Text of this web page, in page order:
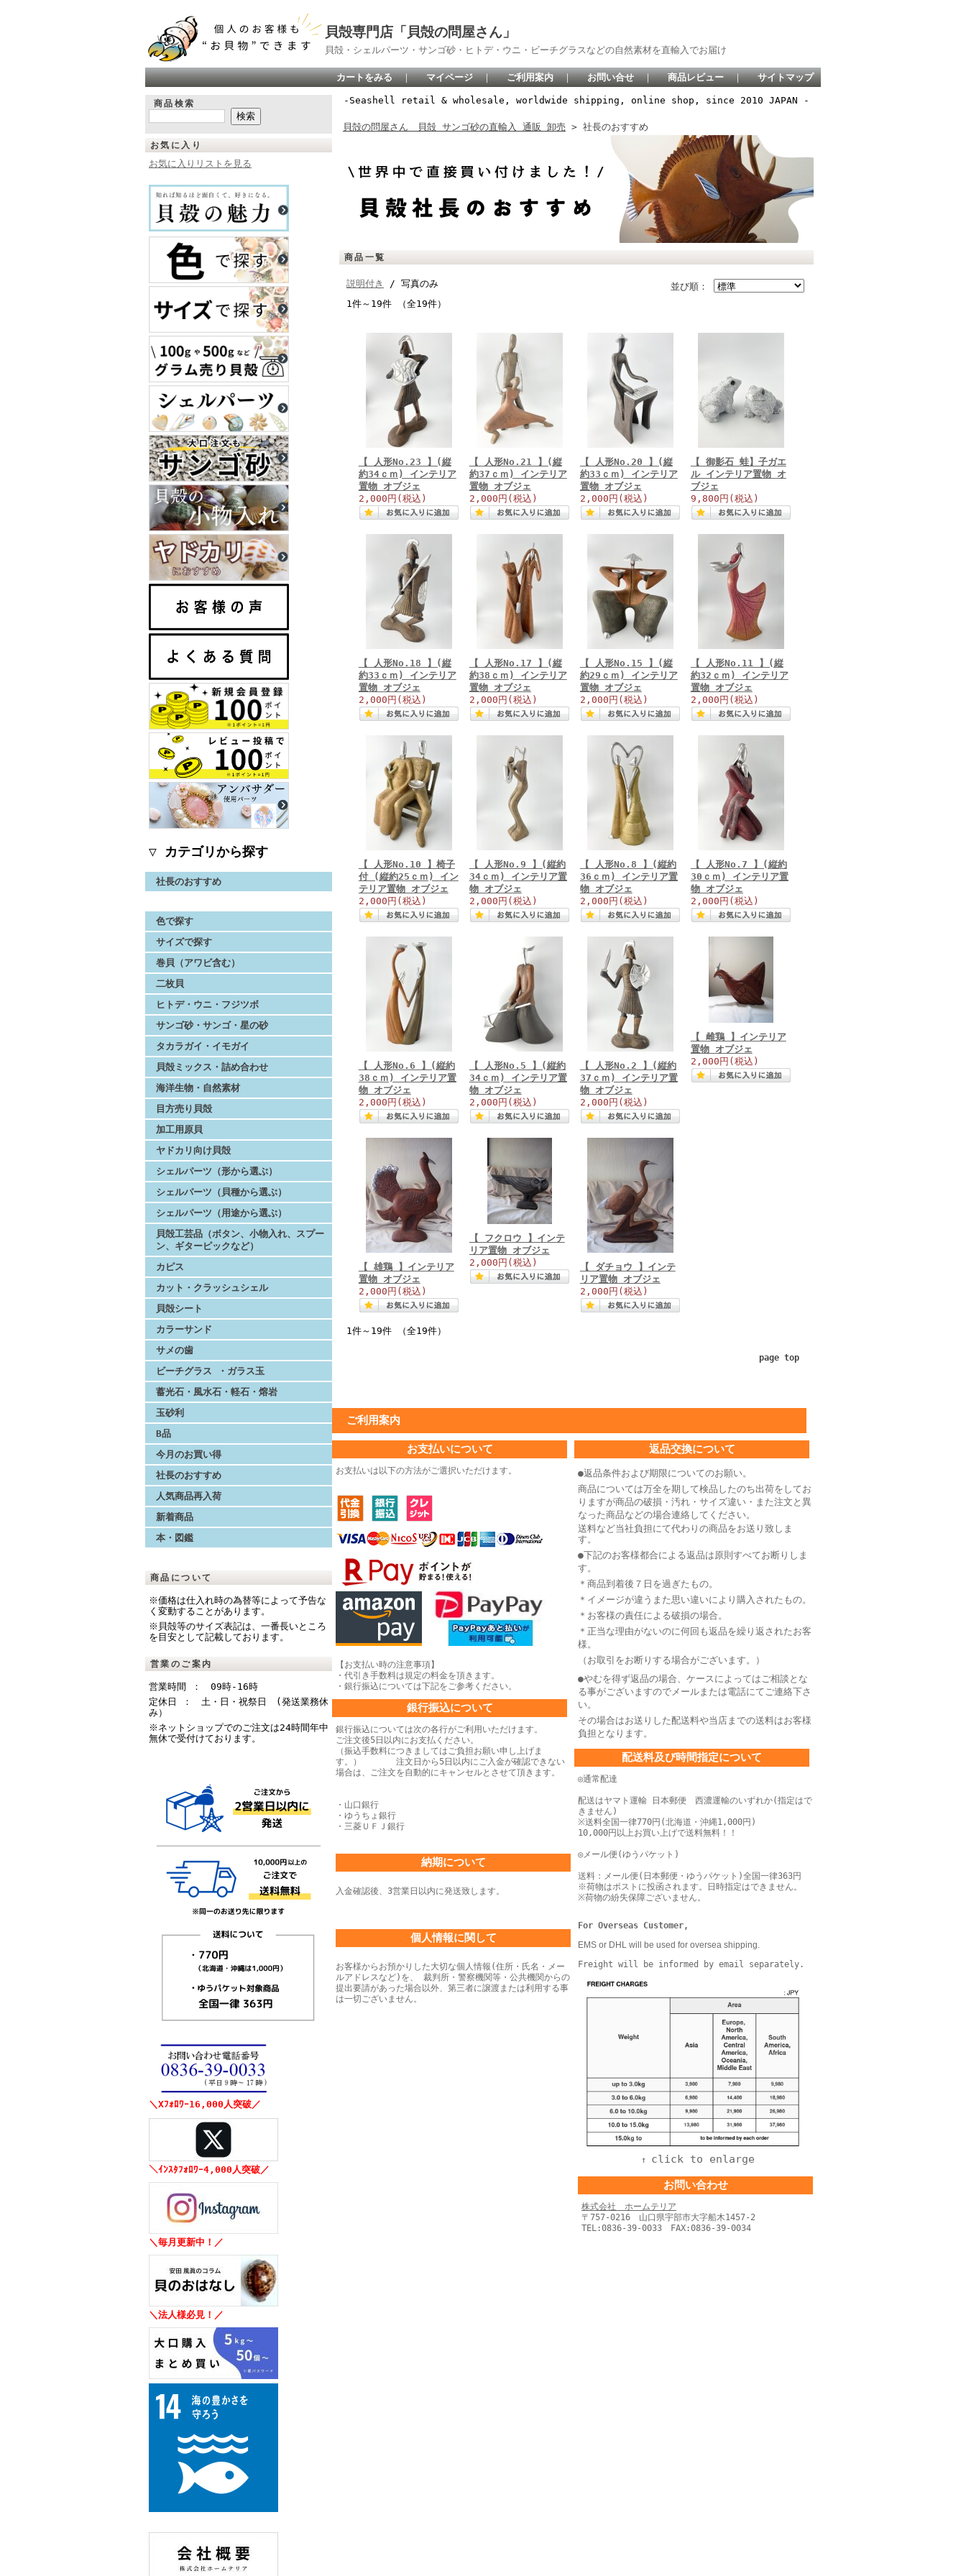
貝殻専門店「貝殻の問屋さん」
貝殻・シェルパーツ・サンゴ砂・ヒトデ・ウニ・ビーチグラスなどの自然素材を直輸入でお届け
カートをみる ｜ マイページ ｜ ご利用案内 ｜ お問い合せ ｜ 商品レビュー ｜ サイトマップ
商品検索
お気に入り
お気に入りリストを見る
▽ カテゴリから探す
社長のおすすめ
色で探す
サイズで探す
巻貝（アワビ含む）
二枚貝
ヒトデ・ウニ・フジツボ
サンゴ砂・サンゴ・星の砂
タカラガイ・イモガイ
貝殻ミックス・詰め合わせ
海洋生物・自然素材
目方売り貝殻
加工用原貝
ヤドカリ向け貝殻
シェルパーツ（形から選ぶ）
シェルパーツ（貝種から選ぶ）
シェルパーツ（用途から選ぶ）
貝殻工芸品（ボタン、小物入れ、スプー
ン、ギターピックなど）
カピス
カット・クラッシュシェル
貝殻シート
カラーサンド
サメの歯
ビーチグラス ・ガラス玉
蓄光石・風水石・軽石・熔岩
玉砂利
B品
今月のお買い得
社長のおすすめ
人気商品再入荷
新着商品
本・図鑑
商品について
※価格は仕入れ時の為替等によって予告な
く変動することがあります。
※貝殻等のサイズ表記は、一番長いところ
を目安として記載しております。
営業のご案内
営業時間 ： 09時-16時
定休日 ： 土・日・祝祭日 (発送業務休
み）
※ネットショップでのご注文は24時間年中
無休で受付けております。
＼Xﾌｫﾛﾜｰ16,000人突破／
＼ｲﾝｽﾀﾌｫﾛﾜｰ4,000人突破／
＼毎月更新中！／
＼法人様必見！／
-Seashell retail & wholesale, worldwide shipping, online shop, since 2010 JAPAN -
貝殻の問屋さん 貝殻 サンゴ砂の直輸入 通販 卸売 > 社長のおすすめ
商品一覧
並び順：
説明付き
/ 写真のみ
1件～19件 （全19件）
【 人形No.23 】(縦
約34ｃｍ) インテリア
置物 オブジェ
2,000円 (税込)
【 人形No.21 】(縦
約37ｃｍ) インテリア
置物 オブジェ
2,000円 (税込)
【 人形No.20 】(縦
約33ｃｍ) インテリア
置物 オブジェ
2,000円 (税込)
【 御影石 蛙】子ガエ
ル インテリア置物 オ
ブジェ
9,800円 (税込)
【 人形No.18 】(縦
約33ｃｍ) インテリア
置物 オブジェ
2,000円 (税込)
【 人形No.17 】(縦
約38ｃｍ) インテリア
置物 オブジェ
2,000円 (税込)
【 人形No.15 】(縦
約29ｃｍ) インテリア
置物 オブジェ
2,000円 (税込)
【 人形No.11 】(縦
約32ｃｍ) インテリア
置物 オブジェ
2,000円 (税込)
【 人形No.10 】椅子
付 (縦約25ｃｍ) イン
テリア置物 オブジェ
2,000円 (税込)
【 人形No.9 】(縦約
34ｃｍ) インテリア置
物 オブジェ
2,000円 (税込)
【 人形No.8 】(縦約
36ｃｍ) インテリア置
物 オブジェ
2,000円 (税込)
【 人形No.7 】(縦約
30ｃｍ) インテリア置
物 オブジェ
2,000円 (税込)
【 人形No.6 】(縦約
38ｃｍ) インテリア置
物 オブジェ
2,000円 (税込)
【 人形No.5 】(縦約
34ｃｍ) インテリア置
物 オブジェ
2,000円 (税込)
【 人形No.2 】(縦約
37ｃｍ) インテリア置
物 オブジェ
2,000円 (税込)
【 雌鶏 】インテリア
置物 オブジェ
2,000円 (税込)
【 雄鶏 】インテリア
置物 オブジェ
2,000円 (税込)
【 フクロウ 】インテ
リア置物 オブジェ
2,000円 (税込)
【 ダチョウ 】インテ
リア置物 オブジェ
2,000円 (税込)
1件～19件 （全19件）
page top
ご利用案内
お支払いについて
お支払いは以下の方法がご選択いただけます。
【お支払い時の注意事項】
・代引き手数料は規定の料金を頂きます。
・銀行振込については下記をご参考ください。
銀行振込について
銀行振込については次の各行がご利用いただけます。
ご注文後5日以内にお支払ください。
（振込手数料につきましてはご負担お願い申し上げま
す。） 注文日から5日以内にご入金が確認できない
場合は、 ご注文を自動的にキャンセルとさせて頂きます。
・山口銀行
・ゆうちょ銀行
・三菱ＵＦＪ銀行
納期について
入金確認後、3営業日以内に発送致します。
個人情報に関して
お客様からお預かりした大切な個人情報(住所・氏名・メー
ルアドレスなど)を、 裁判所・警察機関等・公共機関からの
提出要請があった場合以外、第三者に譲渡または利用する事
は一切ございません。
返品交換について
●返品条件および期限についてのお願い。
商品については万全を期して検品したのち出荷をしてお
りますが商品の破損・汚れ・サイズ違い・また注文と異
なった商品などの場合連絡してください。
送料など当社負担にて代わりの商品をお送り致しま
す。
●下記のお客様都合による返品は原則すべてお断りしま
す。
＊商品到着後７日を過ぎたもの。
＊イメージが違うまた思い違いにより購入されたもの。
＊お客様の責任による破損の場合。
＊正当な理由がないのに何回も返品を繰り返されたお客
様。
（お取引をお断りする場合がございます。）
●やむを得ず返品の場合、ケースによってはご相談とな
る事がございますのでメールまたは電話にてご連絡下さ
い。
その場合はお送りした配送料や当店までの送料はお客様
負担となります。
配送料及び時間指定について
◎通常配達
配送はヤマト運輸 日本郵便 西濃運輸のいずれか(指定はで
きません)
※送料全国一律770円(北海道・沖縄1,000円)
10,000円以上お買い上げで送料無料！！
◎メール便(ゆうパケット)
送料：メール便(日本郵便・ゆうパケット)全国一律363円
※荷物はポストに投函されます。日時指定はできません。
※荷物の紛失保障ございません。
For Overseas Customer,
EMS or DHL will be used for oversea shipping.
Freight will be informed by email separately.
↑ click to enlarge
お問い合わせ
株式会社 ホームテリア
〒757-0216 山口県宇部市大字船木1457-2
TEL:0836-39-0033 FAX:0836-39-0034